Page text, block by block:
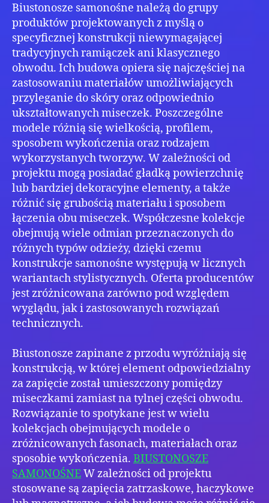
Biustonosze samonośne należą do grupy
produktów projektowanych z myślą o
specyficznej konstrukcji niewymagającej
tradycyjnych ramiączek ani klasycznego
obwodu. Ich budowa opiera się najczęściej na
zastosowaniu materiałów umożliwiających
przyleganie do skóry oraz odpowiednio
ukształtowanych miseczek. Poszczególne
modele różnią się wielkością, profilem,
sposobem wykończenia oraz rodzajem
wykorzystanych tworzyw. W zależności od
projektu mogą posiadać gładką powierzchnię
lub bardziej dekoracyjne elementy, a także
różnić się grubością materiału i sposobem
łączenia obu miseczek. Współczesne kolekcje
obejmują wiele odmian przeznaczonych do
różnych typów odzieży, dzięki czemu
konstrukcje samonośne występują w licznych
wariantach stylistycznych. Oferta producentów
jest zróżnicowana zarówno pod względem
wyglądu, jak i zastosowanych rozwiązań
technicznych.
Biustonosze zapinane z przodu wyróżniają się
konstrukcją, w której element odpowiedzialny
za zapięcie został umieszczony pomiędzy
miseczkami zamiast na tylnej części obwodu.
Rozwiązanie to spotykane jest w wielu
kolekcjach obejmujących modele o
zróżnicowanych fasonach, materiałach oraz
sposobie wykończenia. BIUSTONOSZE
SAMONOŚNEW zależności od projektu
stosowane są zapięcia zatrzaskowe, haczykowe